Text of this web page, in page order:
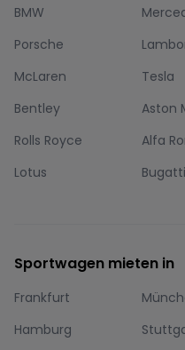
BMW
Porsche
McLaren
Tesla
Bentley
Aston
Rolls Royce
Alfa
Lotus
Bugatti
Sportwagen mieten in
Frankfurt
Hamburg